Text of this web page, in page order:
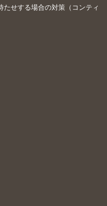
せする場合の対策（コンティ